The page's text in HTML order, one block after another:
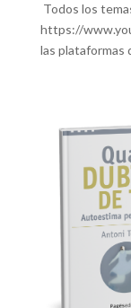
Todos los
https://
las plataformas